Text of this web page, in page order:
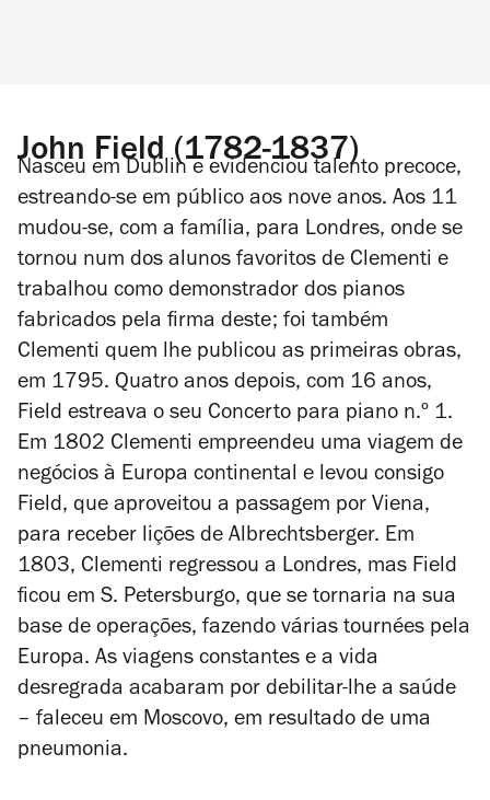
John Field (1782-1837)
Nasceu em Dublin e evidenciou talento precoce,
estreando-se em público aos nove anos. Aos 11
mudou-se, com a família, para Londres, onde se
tornou num dos alunos favoritos de Clementi e
trabalhou como demonstrador dos pianos
fabricados pela firma deste; foi também
Clementi quem lhe publicou as primeiras obras,
em 1795. Quatro anos depois, com 16 anos,
Field estreava o seu Concerto para piano n.º 1.
Em 1802 Clementi empreendeu uma viagem de
negócios à Europa continental e levou consigo
Field, que aproveitou a passagem por Viena,
para receber lições de Albrechtsberger. Em
1803, Clementi regressou a Londres, mas Field
ficou em S. Petersburgo, que se tornaria na sua
base de operações, fazendo várias tournées pela
Europa. As viagens constantes e a vida
desregrada acabaram por debilitar-lhe a saúde
– faleceu em Moscovo, em resultado de uma
pneumonia.